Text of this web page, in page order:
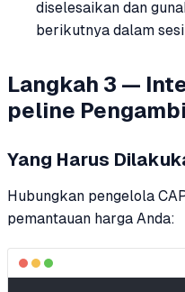
diselesaikan dan
berikutnya dalam
Langkah 3 —
peline
Yang Harus
Hubungkan pengelola
pemantauan harga Anda: